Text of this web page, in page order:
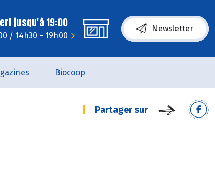
jusqu'à 19:00
/ 14h30 - 19h00
Newsletter
Biocoop
Partager sur